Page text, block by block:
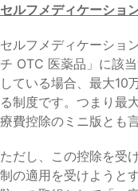
セルフメディケーショ
セルフメディケーショ
チ OTC 医薬品」に該
している場合、最大10
る制度です。つまり最
療費控除のミニ版とも
ただし、この控除を受
制の適用を受けようと